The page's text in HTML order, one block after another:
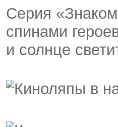
Серия
спинами
и солнце